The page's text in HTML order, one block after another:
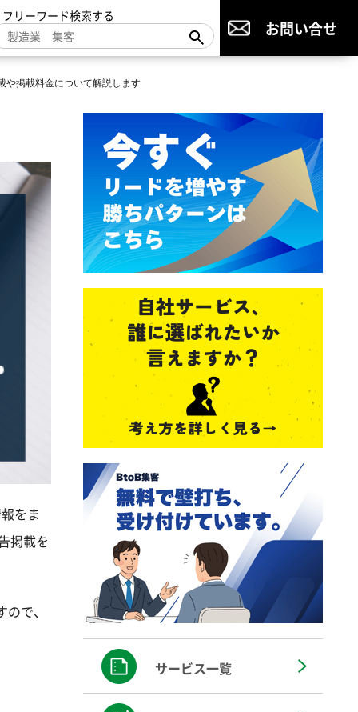
リーワード検索する
お問い合せ
や掲載料金について解説します
をま
掲載を
で、
サービス一覧